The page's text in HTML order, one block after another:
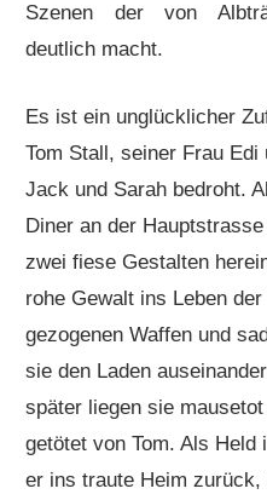
Szenen der von
deutlich macht.
Es ist ein unglücklicher
Tom Stall, seiner Frau
Jack und Sarah bedroht.
Diner an der
zwei fiese Gestalten
rohe Gewalt ins Leben
gezogenen Waffen und
sie den Laden
später liegen sie
getötet von Tom. Als
er ins traute Heim